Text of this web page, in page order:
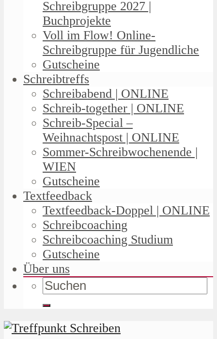
Schreibgruppe 2027 |
Buchprojekte
Voll im Flow! Online-
Schreibgruppe für Jugendliche
Gutscheine
Schreibtreffs
Schreibabend | ONLINE
Schreib-together | ONLINE
Schreib-Special –
Weihnachtspost | ONLINE
Sommer-Schreibwochenende |
WIEN
Gutscheine
Textfeedback
Textfeedback-Doppel | ONLINE
Schreibcoaching
Schreibcoaching Studium
Gutscheine
Über uns